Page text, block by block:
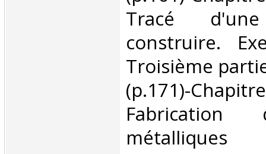
Tracé
construire.
Troisième
(p.171)-
Fabrication